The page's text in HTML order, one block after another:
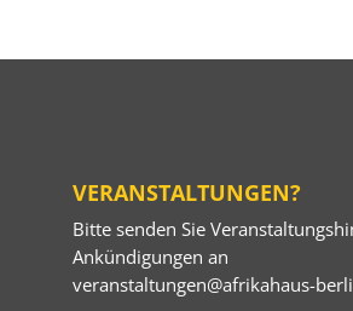
VERANSTALTUNGEN?
Bitte senden Sie
Ankündigungen an
veranstaltungen@afrikahaus-